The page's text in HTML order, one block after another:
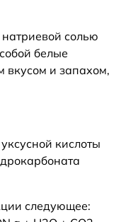
солью
белые
вкусом и запахом,
кислоты
следующее: